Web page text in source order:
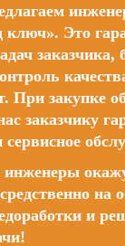
Это
При закупке
заказчику
на
и